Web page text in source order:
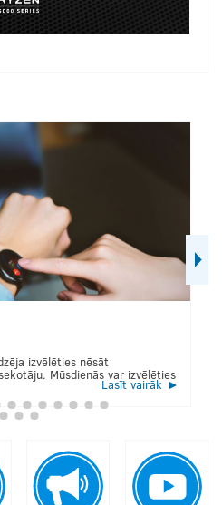
izvēlēties nēsāt
Mūsdienās var izvēlēties
Lasīt vairāk